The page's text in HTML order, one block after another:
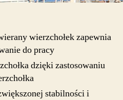
wierzchołek zapewnia
do pracy
dzięki zastosowaniu
stabilności i